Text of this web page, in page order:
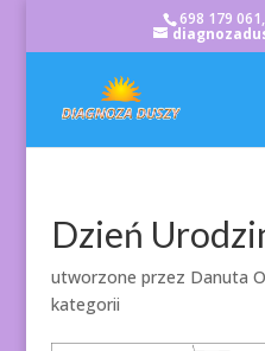
698 179
Dzień
utworzone przez Danuta
kategorii